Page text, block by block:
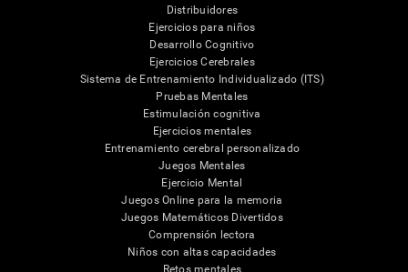
Distribuidores
Ejercicios para niños
Desarrollo Cognitivo
Ejercicios Cerebrales
Sistema de Entrenamiento Individualizado (ITS)
Pruebas Mentales
Estimulación cognitiva
Ejercicios mentales
Entrenamiento cerebral personalizado
Juegos Mentales
Ejercicio Mental
Juegos Online para la memoria
Juegos Matemáticos Divertidos
Comprensión lectora
Niños con altas capacidades
Retos mentales